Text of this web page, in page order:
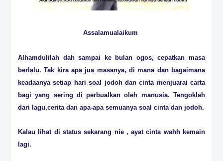
Assalamualaikum
Alhamdulilah dah sampai ke bulan ogos, cepatkan masa
berlalu. Tak kira apa jua masanya, di mana dan bagaimana
keadaanya setiap hari soal jodoh dan cinta menjuarai carta
bagi yang sering di perbualkan oleh manusia. Tengoklah
dari lagu,cerita dan apa-apa semuanya soal cinta dan jodoh.
Kalau lihat di status sekarang nie , ayat cinta wahh kemain
lagi.